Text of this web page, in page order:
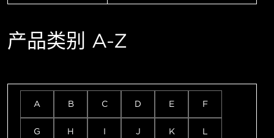
产品类别 A-Z
A B C D E F
G H I J K L